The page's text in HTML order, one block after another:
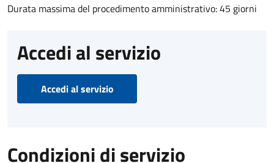
Durata massima del procedimento amministrativo: 45 giorni
Accedi al servizio
Accedi al servizio
Condizioni di servizio